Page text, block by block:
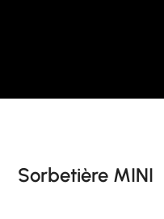
Sorbetière MINI